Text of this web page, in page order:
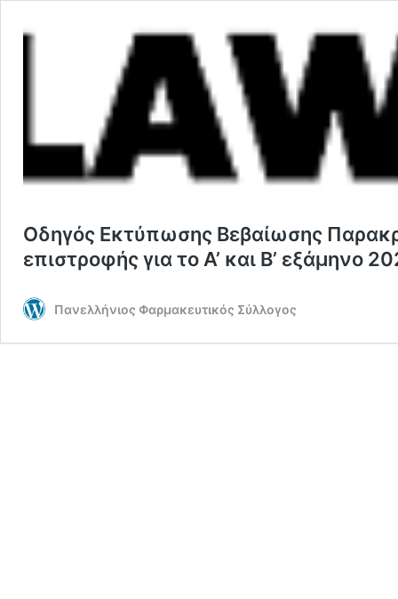
Οδηγός Εκτύπωσης Βεβαίωσης
επιστροφής για το Α’ και Β’ εξάμηνο
Πανελλήνιος Φαρμακευτικός Σύλλογος